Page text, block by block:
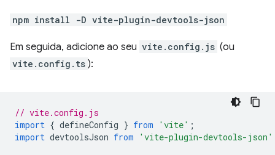
npm install -D vite-plugin-devtools-json
Em seguida, adicione ao seu vite.config.js (ou
vite.config.ts ):
// vite.config.js
import { defineConfig } from 'vite' ;
import devtoolsJson from 'vite-plugin-devtools-json'